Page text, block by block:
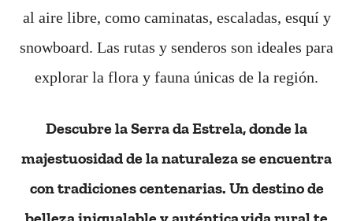
al aire libre, como caminatas, escaladas, esquí y
snowboard. Las rutas y senderos son ideales para
explorar la flora y fauna únicas de la región.
Descubre la Serra da Estrela, donde la
majestuosidad de la naturaleza se encuentra
con tradiciones centenarias. Un destino de